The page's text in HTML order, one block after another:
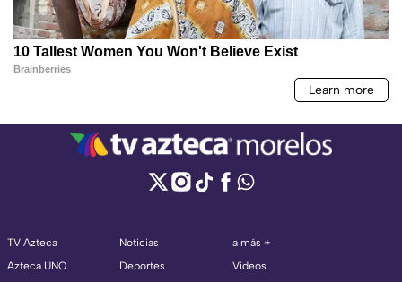
TV Azteca
Azteca UNO
Noticias
Deportes
a más +
Videos